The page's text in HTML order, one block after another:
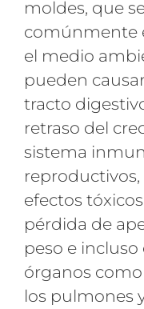
moldes, que
comúnmente
el medio
pueden
tracto
retraso del
sistema
efectos
pérdida de
peso e
órganos
los pulmones